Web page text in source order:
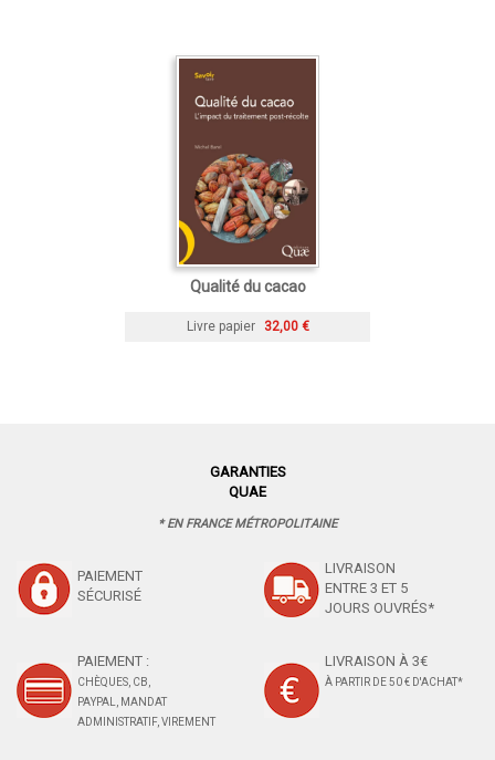
Qualité du cacao
Livre papier 32,00 €
GARANTIES
QUAE
* EN FRANCE MÉTROPOLITAINE
PAIEMENT
SÉCURISÉ
LIVRAISON
ENTRE 3 ET 5
JOURS OUVRÉS*
PAIEMENT :
CHÈQUES, CB,
PAYPAL, MANDAT
ADMINISTRATIF, VIREMENT
LIVRAISON À 3€
À PARTIR DE 50 € D'ACHAT*